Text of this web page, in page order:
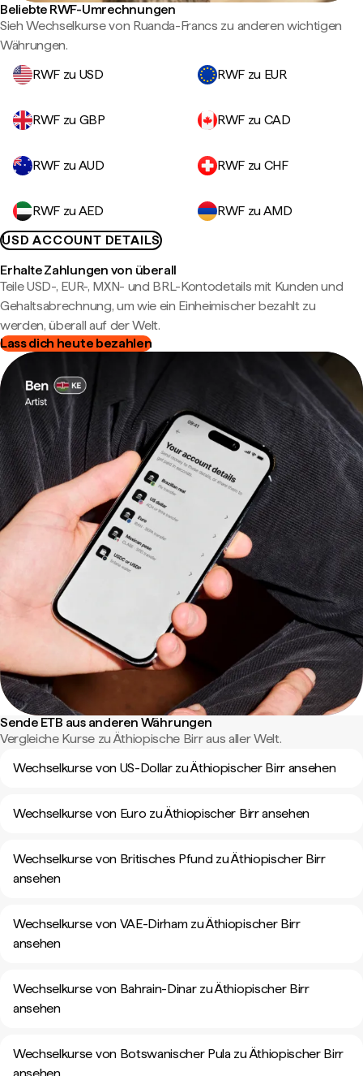
Beliebte RWF-Umrechnungen
Sieh Wechselkurse von Ruanda-Francs zu anderen wichtigen
Währungen.
RWF zu USD
RWF zu EUR
RWF zu GBP RWF zu CAD
RWF zu AUD RWF zu CHF
RWF zu AED
RWF zu AMD
USD ACCOUNT DETAILS
Erhalte Zahlungen von überall
Teile USD-, EUR-, MXN- und BRL-Kontodetails mit Kunden und
Gehaltsabrechnung, um wie ein Einheimischer bezahlt zu
werden, überall auf der Welt.
Lass dich heute bezahlen
Sende ETB aus anderen Währungen
Vergleiche Kurse zu Äthiopische Birr aus aller Welt.
Wechselkurse von US-Dollar zu Äthiopischer Birr ansehen
Wechselkurse von Euro zu Äthiopischer Birr ansehen
Wechselkurse von Britisches Pfund zu Äthiopischer Birr
ansehen
Wechselkurse von VAE-Dirham zu Äthiopischer Birr
ansehen
Wechselkurse von Bahrain-Dinar zu Äthiopischer Birr
ansehen
Wechselkurse von Botswanischer Pula zu Äthiopischer Birr